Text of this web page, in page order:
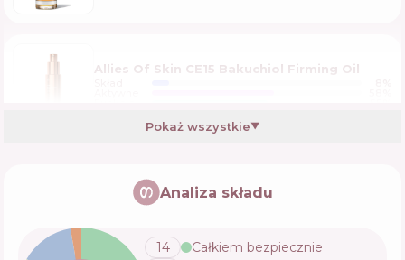
Allies Of Skin CE15 Bakuchiol Firming Oil
Night Oil
Pokaż wszystkie▼
Analiza składu
14
Całkiem bezpiecznie